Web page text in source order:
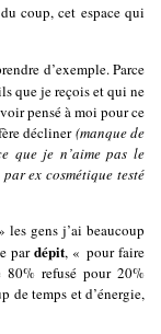
coup, cet espace qui
d’exemple. Parce
que je reçois et qui ne
pensé à moi pour ce
décliner(manque de
que je n’aime pas le
ex cosmétique testé
gens j’ai beaucoup
pardépit, « pour faire
refusé pour 20%
de temps et d’énergie,